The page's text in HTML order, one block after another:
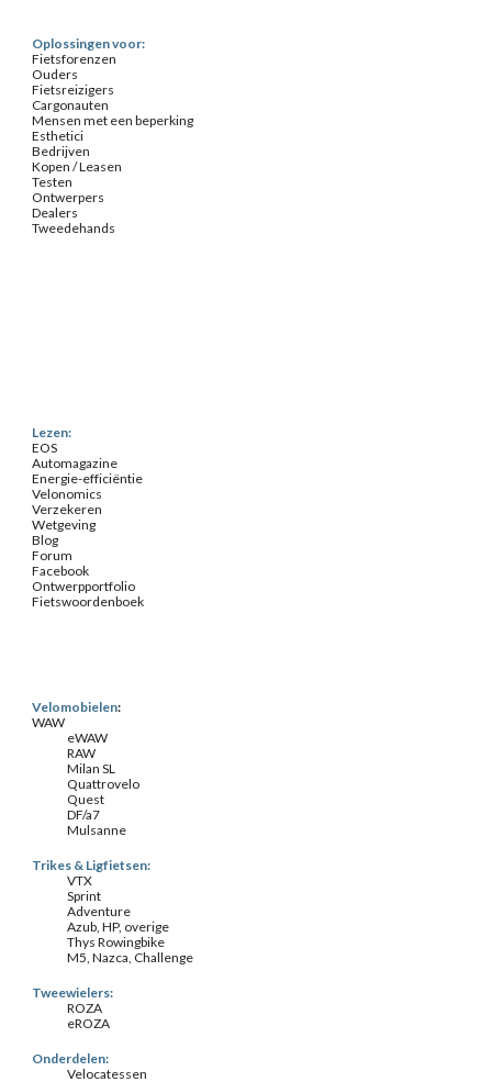
Oplossingen voor:
Fietsforenzen
Ouders
Fietsreizigers
Cargonauten
Mensen met een beperking
Esthetici
Bedrijven
Kopen / Leasen
Testen
Ontwerpers
Dealers
Tweedehands
Lezen:
EOS
Automagazine
Energie-efficiëntie
Velonomics
Verzekeren
Wetgeving
Blog
Forum
Facebook
Ontwerpportfolio
Fietswoordenboek
Velomobielen:
WAW
eWAW
RAW
Milan SL
Quattrovelo
Quest
DF/a7
Mulsanne
Trikes & Ligfietsen:
VTX
Sprint
Adventure
Azub, HP, overige
Thys Rowingbike
M5, Nazca, Challenge
Tweewielers:
ROZA
eROZA
Onderdelen:
Velocatessen